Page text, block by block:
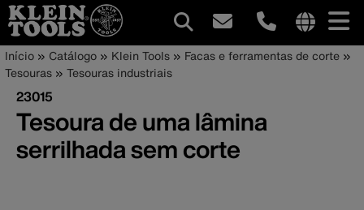
Pular
para
conteúdo
principal
site
Navegação
principal
Trilha
de
navegação
Início Catálogo Klein Tools
Facas e ferramentas de corte
Tesouras
Tesouras industriais
23015
Tesoura de uma lâmina
serrilhada sem corte